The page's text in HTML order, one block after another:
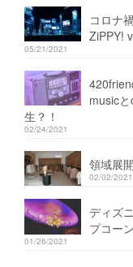
コロナ
ZiPPY!
05/21/2021
music
生？！
02/24/2021
領域展
02/02/2021
ディズ
プコー
01/26/2021